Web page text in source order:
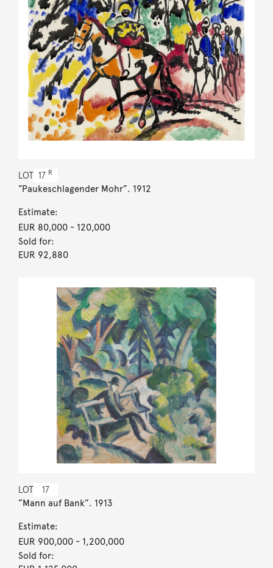
LOT 17 R
”Paukeschlagender Mohr”. 1912
Estimate:
EUR 80,000- 120,000
Sold for:
EUR 92,880
LOT 17
”Mann auf Bank”. 1913
Estimate:
EUR 900,000- 1,200,000
Sold for: